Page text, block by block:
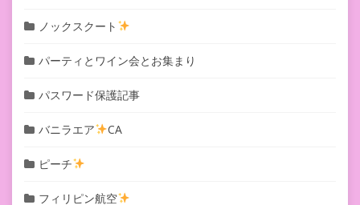
ノックスクート
パーティとワイン会とお集まり
パスワード保護記事
バニラエア CA
ピーチ
フィリピン航空